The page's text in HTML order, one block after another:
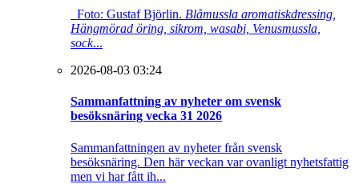
Foto: Gustaf Björlin. Blåmussla aromatiskdressing,
Hängmörad öring, sikrom, wasabi, Venusmussla,
sock...
2026-08-03 03:24
Sammanfattning av nyheter om svensk
besöksnäring vecka 31 2026
Sammanfattningen av nyheter från svensk
besöksnäring. Den här veckan var ovanligt nyhetsfattig
men vi har fått ih...